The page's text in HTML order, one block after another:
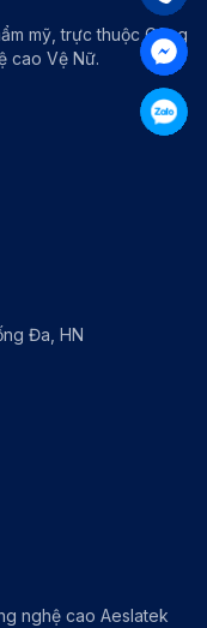
mỹ, trực thuộc Công
cao Vệ Nữ.
Đa, HN
nghệ cao Aeslatek